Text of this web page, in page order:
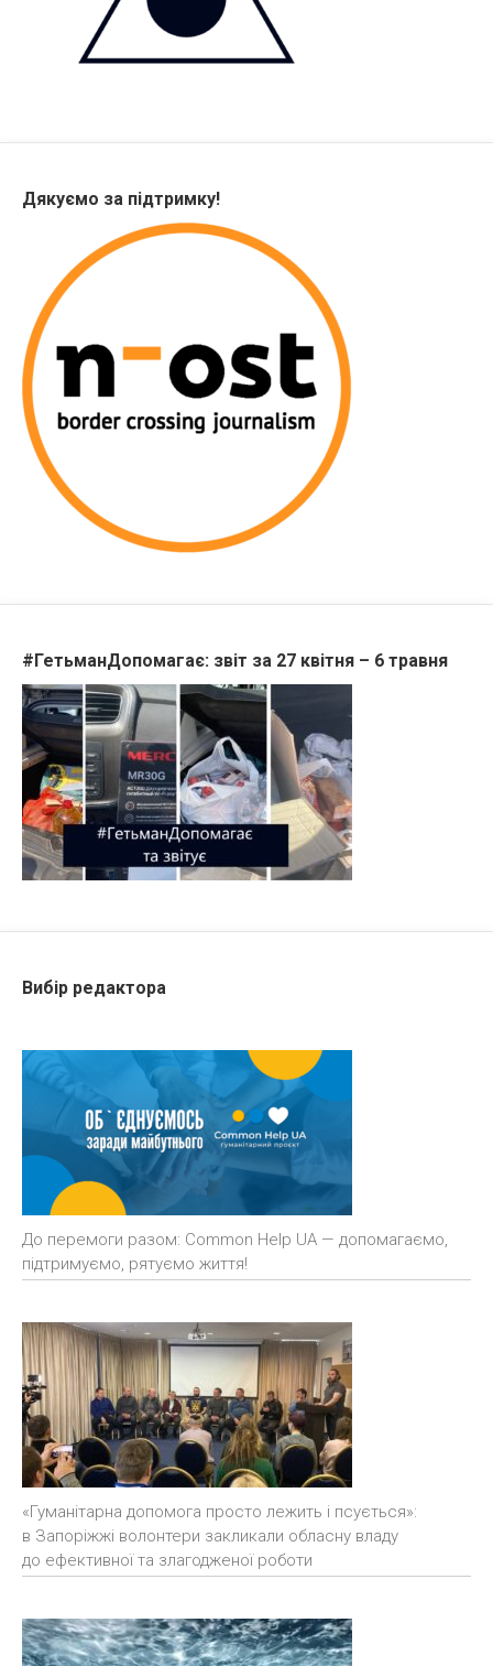
Дякуємо за підтримку!
#ГетьманДопомагає: звіт за 27 квітня – 6 травня
Вибір редактора
До перемоги разом: Common Help UA — допомагаємо,
підтримуємо, рятуємо життя!
«Гуманітарна допомога просто лежить і псується»:
в Запоріжжі волонтери закликали обласну владу
до ефективної та злагодженої роботи